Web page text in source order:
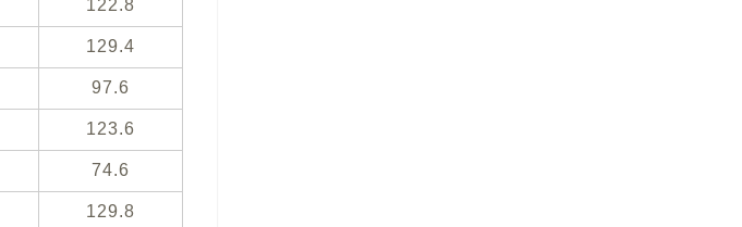
122.8
129.4
97.6
123.6
74.6
129.8